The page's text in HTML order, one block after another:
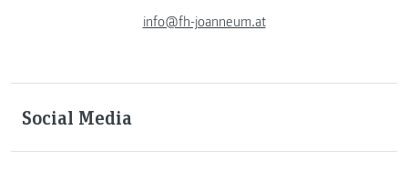
info@fh-joanneum.at
Social Media